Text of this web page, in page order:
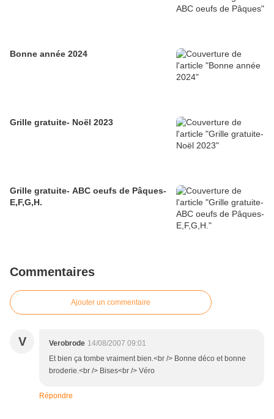
Bonne année 2024
Grille gratuite- Noël 2023
Grille gratuite- ABC oeufs de Pâques-
E,F,G,H.
Commentaires
Ajouter un commentaire
V Verobrode 14/08/2007 09:01
Et bien ça tombe vraiment bien.<br /> Bonne déco et bonne
broderie.<br /> Bises<br /> Véro
Répondre